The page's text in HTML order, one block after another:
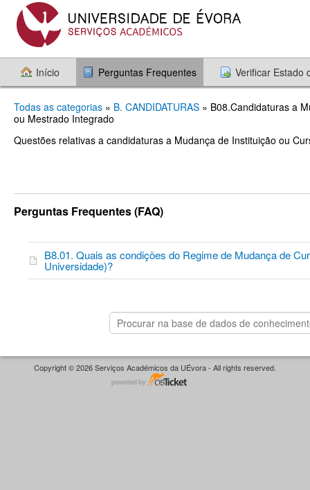
Início Perguntas Frequentes Verificar Estado
Todas as categorias » B. CANDIDATURAS » B08.Candidaturas a
ou Mestrado Integrado
Questões relativas a candidaturas a Mudança de Instituição ou
Perguntas Frequentes (FAQ)
B8.01. Quais as condições do Regime de Mudança de
Universidade)?
Copyright © 2026 Serviços Académicos da UÉvora - All rights reserved.